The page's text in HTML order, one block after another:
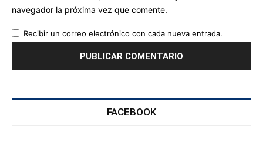
navegador la próxima vez que comente.
Recibir un correo electrónico con cada nueva entrada.
FACEBOOK